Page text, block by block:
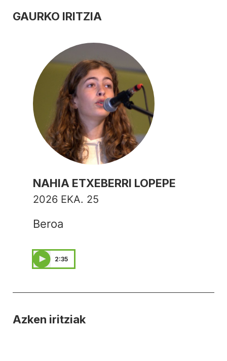
GAURKO IRITZIA
NAHIA ETXEBERRI LOPEPE
2026 EKA. 25
Beroa
2:35
Azken iritziak